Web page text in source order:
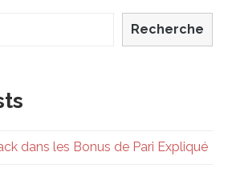
Recherche
dans les Bonus de Pari Expliqué